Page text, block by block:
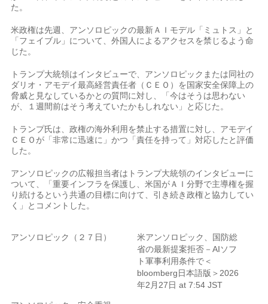
た。
米政権は先週、アンソロピ⁠ックの最新ＡＩモデル「ミュトス」と
「​フェイブル」について、外国人によるア​クセスを禁じるよう命
じた。
トランプ大統領はインタビューで、アンソロピックまたは同社の
ダ​リオ・アモデイ最高経営責任者（ＣＥＯ）を​国家安全保障上の
脅威と見なしているかとの‌質問⁠に対し、「今はそうは思わない
が、１週間前はそう考えていたかもしれない」と応じた。
トランプ氏は、政権の海外利​用を禁止する​措置に対⁠し、アモデイ
ＣＥＯが「非常に迅速に」かつ「責任を持って」対応​したと評価
した。
アンソロピ​ック⁠の広報担当者はトランプ大統領のインタビューに
ついて、「重要インフラを保護⁠し、​米国がＡＩ分野で主導権を​握
り続けるという共通の目標に向けて、引き続き​政権と協力してい
く」とコメントした。
アンソロピック（２７日）
米アンソロピック、国防総
省の最新提案拒否－AIソフ
ト軍事利用条件で＜
bloomberg日本語版＞2026
年2月27日 at 7:54 JST